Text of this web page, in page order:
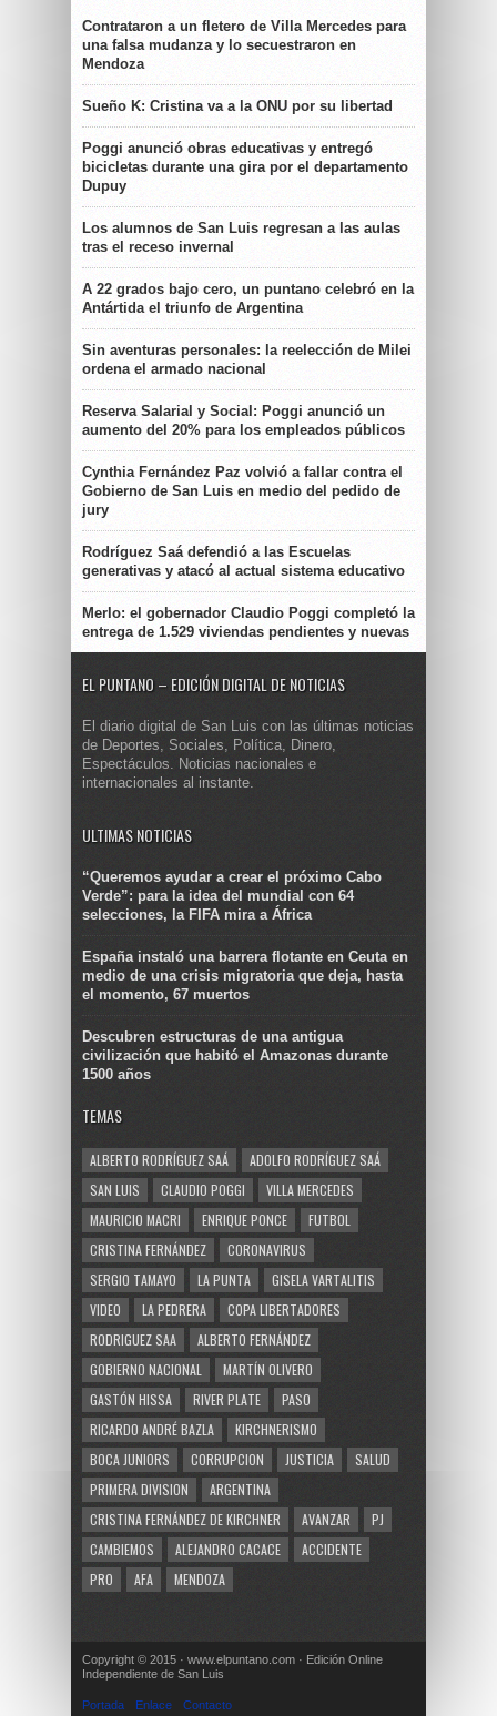
Contrataron a un fletero de Villa Mercedes para
una falsa mudanza y lo secuestraron en
Mendoza
Sueño K: Cristina va a la ONU por su libertad
Poggi anunció obras educativas y entregó
bicicletas durante una gira por el departamento
Dupuy
Los alumnos de San Luis regresan a las aulas
tras el receso invernal
A 22 grados bajo cero, un puntano celebró en la
Antártida el triunfo de Argentina
Sin aventuras personales: la reelección de Milei
ordena el armado nacional
Reserva Salarial y Social: Poggi anunció un
aumento del 20% para los empleados públicos
Cynthia Fernández Paz volvió a fallar contra el
Gobierno de San Luis en medio del pedido de
jury
Rodríguez Saá defendió a las Escuelas
generativas y atacó al actual sistema educativo
Merlo: el gobernador Claudio Poggi completó la
entrega de 1.529 viviendas pendientes y nuevas
EL PUNTANO – EDICIÓN DIGITAL DE NOTICIAS
El diario digital de San Luis con las últimas noticias
de Deportes, Sociales, Política, Dinero,
Espectáculos. Noticias nacionales e
internacionales al instante.
ULTIMAS NOTICIAS
“Queremos ayudar a crear el próximo Cabo
Verde”: para la idea del mundial con 64
selecciones, la FIFA mira a África
España instaló una barrera flotante en Ceuta en
medio de una crisis migratoria que deja, hasta
el momento, 67 muertos
Descubren estructuras de una antigua
civilización que habitó el Amazonas durante
1500 años
TEMAS
ALBERTO RODRÍGUEZ SAÁ
ADOLFO RODRÍGUEZ SAÁ
SAN LUIS
CLAUDIO POGGI
VILLA MERCEDES
MAURICIO MACRI
ENRIQUE PONCE
FUTBOL
CRISTINA FERNÁNDEZ
CORONAVIRUS
SERGIO TAMAYO
LA PUNTA
GISELA VARTALITIS
VIDEO
LA PEDRERA
COPA LIBERTADORES
RODRIGUEZ SAA
ALBERTO FERNÁNDEZ
GOBIERNO NACIONAL
MARTÍN OLIVERO
GASTÓN HISSA
RIVER PLATE
PASO
RICARDO ANDRÉ BAZLA
KIRCHNERISMO
BOCA JUNIORS
CORRUPCION JUSTICIA
SALUD
PRIMERA DIVISION
ARGENTINA
CRISTINA FERNÁNDEZ DE KIRCHNER
AVANZAR
PJ
CAMBIEMOS
ALEJANDRO CACACE
ACCIDENTE
PRO
AFA MENDOZA
Copyright © 2015 · www.elpuntano.com · Edición Online
Independiente de San Luis
Portada Enlace Contacto